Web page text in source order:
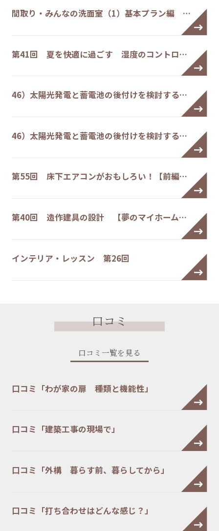
間取り・みんなの洗面室（1）基本プラン編 …
第41回 夏を快適に過ごす 湿度のコントロ…
46）太陽光発電と蓄電池の後付けを検討する…
46）太陽光発電と蓄電池の後付けを検討する…
第55回 床下エアコンがおもしろい！【前編…
第40回 造作建具の設計 【夢のマイホーム…
インテリア・レッスン 第26回
口コミ
口コミ一覧を見る
口コミ「わが家の扉 種類と機能性」
口コミ「建築工事の現場で」
口コミ「外構 暮らす前、暮らしてから」
口コミ「打ち合わせはどんな感じ？」